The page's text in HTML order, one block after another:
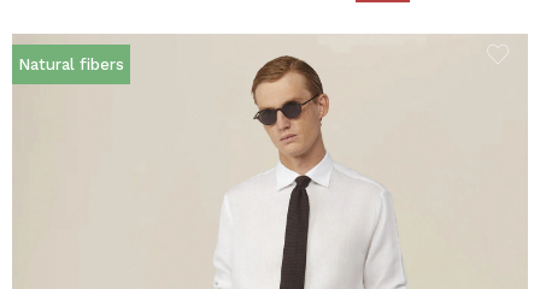
Natural fibers